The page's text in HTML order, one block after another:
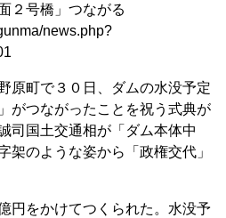
２号橋」つながる
news.php?
原町で３０日、ダムの水没予定
がつながったことを祝う式典が
司国土交通相が「ダム本体中
架のような姿から「政権交代」
円をかけてつくられた。水没予